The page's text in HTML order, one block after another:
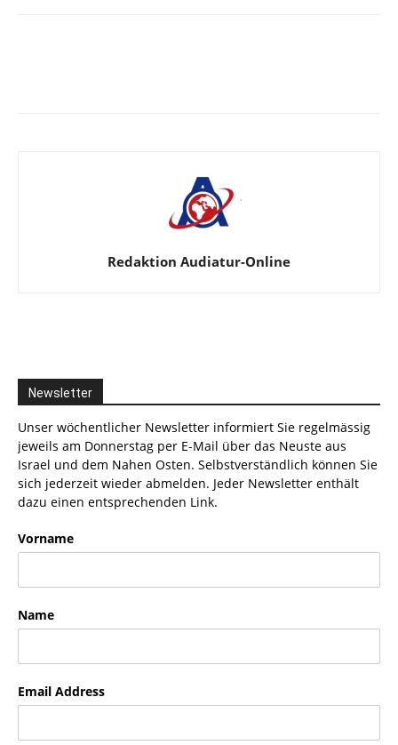
Redaktion Audiatur-Online
Newsletter
Unser wöchentlicher Newsletter informiert Sie regelmässig
jeweils am Donnerstag per E-Mail über das Neuste aus
Israel und dem Nahen Osten. Selbstverständlich können Sie
sich jederzeit wieder abmelden. Jeder Newsletter enthält
dazu einen entsprechenden Link.
Vorname
Name
Email Address